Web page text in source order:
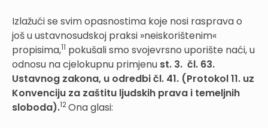
Izlažući se svim opasnostima koje nosi rasprava o
još u ustavnosudskoj praksi »neiskorištenim«
propisima,11 pokušali smo svojevrsno uporište naći, u
odnosu na cjelokupnu primjenu st. 3. čl. 63.
Ustavnog zakona, u odredbi čl. 41. (Protokol 11. uz
Konvenciju za zaštitu ljudskih prava i temeljnih
sloboda).12Ona glasi: